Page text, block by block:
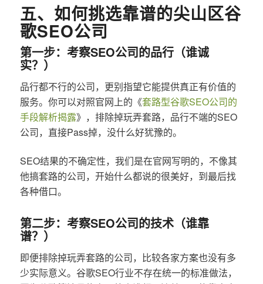
五、如何挑选靠谱的尖山区谷
歌SEO公司
第一步：考察SEO公司的品行（谁诚
实？）
品行都不行的公司，更别指望它能提供真正有价值的
服务。你可以对照官网上的《套路型谷歌SEO公司的
手段解析揭露》，排除掉玩弄套路，品行不端的SEO
公司，直接Pass掉，没什么好犹豫的。
SEO结果的不确定性，我们是在官网写明的，不像其
他搞套路的公司，开始什么都说的很美好，到最后找
各种借口。
第二步：考察SEO公司的技术（谁靠
谱？）
即便排除掉玩弄套路的公司，比较各家方案也没有多
少实际意义。谷歌SEO行业不存在统一的标准做法，